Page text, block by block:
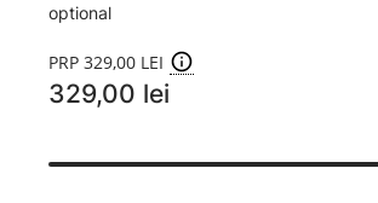
optional
PRP 329,00 LEI
329,00 lei